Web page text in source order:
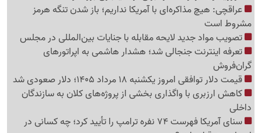
عراقچی: هیچ مذاکره‌ای با آمریکا نداریم؛ باز شدن تنگه هرمز
مشروط است
تصویب مواد جدید لایحه مقابله با جنایات بین‌المللی در مجلس
تعرفه اینترنت جنجالی شد؛ هشدار هاشمی به اپراتورهای
گرا‌ن‌فروش
قیمت دلار توافقی امروز یکشنبه 18 مرداد 1405؛ دلار صعودی شد
کاهش ارزبری با واگذاری بخشی از پروژه‌های کلان به سازندگان
داخلی
سنای آمریکا فهرست 74 نفره ترامپ را تأیید کرد؛ چه کسانی در